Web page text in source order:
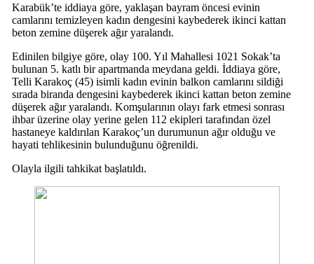
Karabük’te iddiaya göre, yaklaşan bayram öncesi evinin
camlarını temizleyen kadın dengesini kaybederek ikinci kattan
beton zemine düşerek ağır yaralandı.
Edinilen bilgiye göre, olay 100. Yıl Mahallesi 1021 Sokak’ta
bulunan 5. katlı bir apartmanda meydana geldi. İddiaya göre,
Telli Karakoç (45) isimli kadın evinin balkon camlarını sildiği
sırada biranda dengesini kaybederek ikinci kattan beton zemine
düşerek ağır yaralandı. Komşularının olayı fark etmesi sonrası
ihbar üzerine olay yerine gelen 112 ekipleri tarafından özel
hastaneye kaldırılan Karakoç’un durumunun ağır olduğu ve
hayati tehlikesinin bulunduğunu öğrenildi.
Olayla ilgili tahkikat başlatıldı.